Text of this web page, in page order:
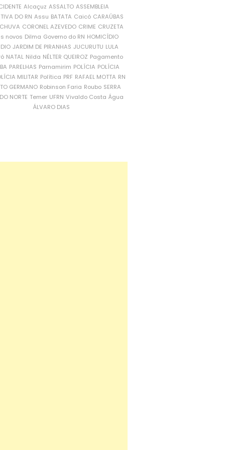
Alcaçuz ASSALTO ASSEMBLEIA
DO RN Assu BATATA Caicó CARAÚBAS
CORONEL AZEVEDO CRIME CRUZETA
novos Dilma Governo do RN HOMICÍDIO
JARDIM DE PIRANHAS JUCURUTU LULA
NATAL Nilda NÉLTER QUEIROZ Pagamento
PARELHAS Parnamirim POLÍCIA POLÍCIA
MILITAR Política PRF RAFAEL MOTTA RN
GERMANO Robinson Faria Roubo SERRA
NORTE Temer UFRN Vivaldo Costa Água
ÁLVARO DIAS